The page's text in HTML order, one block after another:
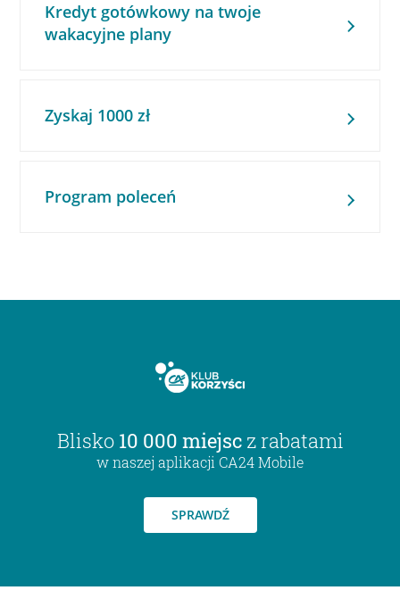
Kredyt gotówkowy na twoje
wakacyjne plany
Zyskaj 1000 zł
Program poleceń
Blisko 10 000 miejsc z rabatami
w naszej aplikacji CA24 Mobile
SPRAWDŹ